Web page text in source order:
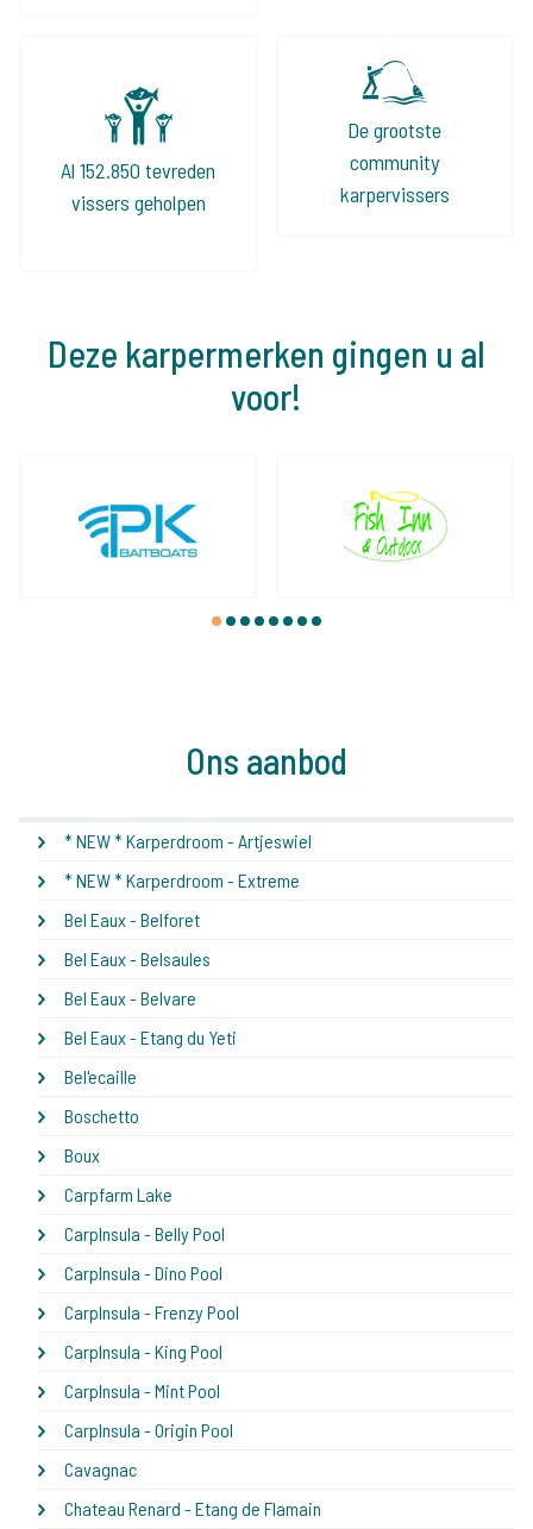
Al 152.850 tevreden
vissers geholpen
De grootste
community
karpervissers
Deze karpermerken gingen u al
voor!
1 2 3 4 5 6 7 8
Ons aanbod
* NEW * Karperdroom - Artjeswiel
* NEW * Karperdroom - Extreme
Bel Eaux - Belforet
Bel Eaux - Belsaules
Bel Eaux - Belvare
Bel Eaux - Etang du Yeti
Bel'ecaille
Boschetto
Boux
Carpfarm Lake
CarpInsula - Belly Pool
CarpInsula - Dino Pool
CarpInsula - Frenzy Pool
CarpInsula - King Pool
CarpInsula - Mint Pool
CarpInsula - Origin Pool
Cavagnac
Chateau Renard - Etang de Flamain